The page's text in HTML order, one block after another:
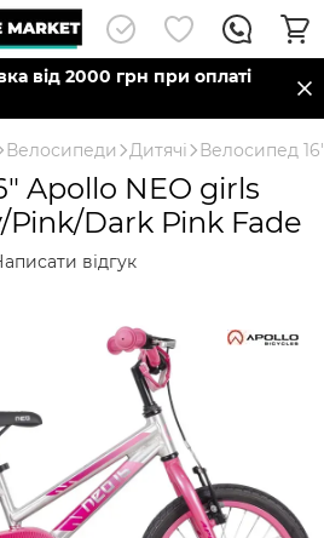
від 2000 грн при оплаті
Велосипеди Дитячі Велосипед
Apollo NEO girls
Dark Pink Fade
відгук